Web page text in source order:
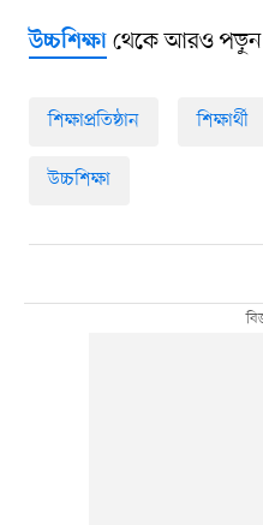
উচ্চশিক্ষাথেকে আরও পড়ুন
শিক্ষাপ্রতিষ্ঠান শিক্ষার্থী
উচ্চশিক্ষা